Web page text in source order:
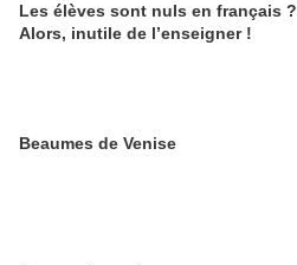
Les élèves sont nuls en français ?
Alors, inutile de l’enseigner !
Beaumes de Venise